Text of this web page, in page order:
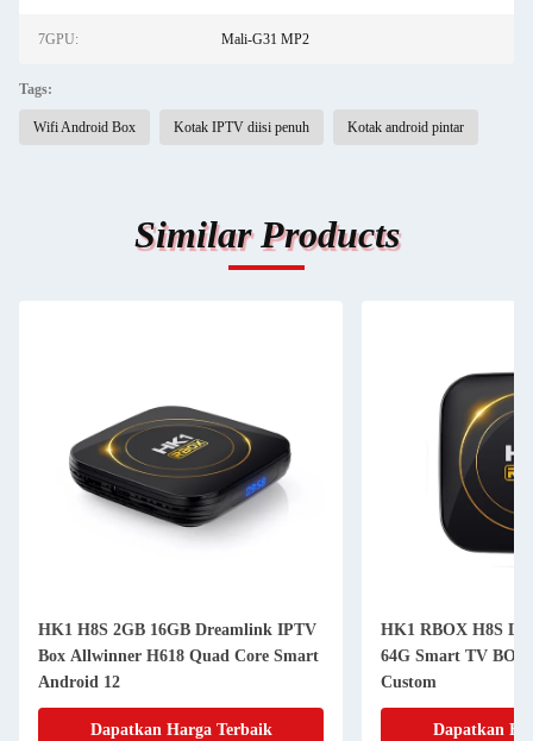
7GPU: Mali-G31 MP2
Tags:
Wifi Android Box Kotak IPTV diisi penuh Kotak android pintar
Similar Products
HK1 H8S 2GB 16GB Dreamlink IPTV
Box Allwinner H618 Quad Core Smart
Android 12
Dapatkan Harga Terbaik
HK1 RBOX H8S
64G Smart TV BOX
Custom
Dapatkan